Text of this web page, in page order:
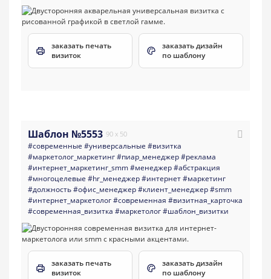
заказать печать
визиток
заказать дизайн
по шаблону
Шаблон №5553 90 x 50
#современные #универсальные #визитка
#маркетолог_маркетинг#пиар_менеджер#реклама
#интернет_маркетинг_smm#менеджер#абстракция
#многоцелевые #hr_менеджер#интернет#маркетинг
#должность#офис_менеджер#клиент_менеджер#smm
#интернет_маркетолог#современная #визитная_карточка
#современная_визитка #маркетолог#шаблон_визитки
заказать печать
визиток
заказать дизайн
по шаблону